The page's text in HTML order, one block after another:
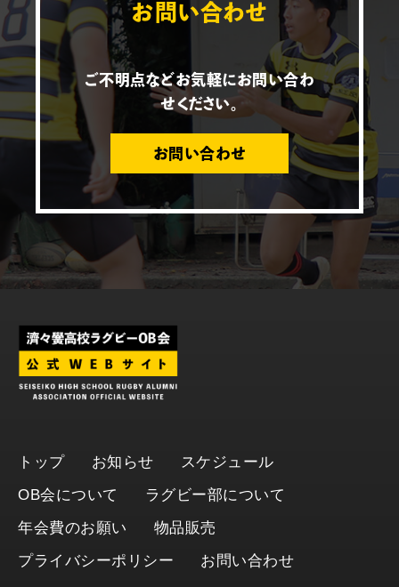
お問い合わせ
ご不明点などお気軽にお問い合わ
せください。
お問い合わせ
トップ お知らせ
スケジュール
OB会について
ラグビー部について
年会費のお願い
物品販売
プライバシーポリシー
お問い合わせ